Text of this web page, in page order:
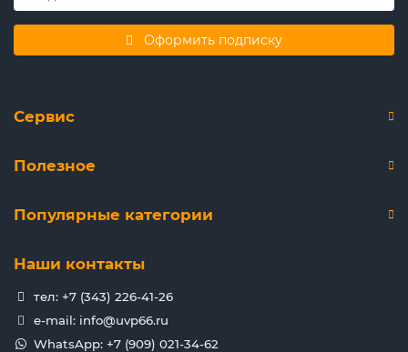
Оформить подписку
Сервис
Полезное
Популярные категории
Наши контакты
тел: +7 (343) 226-41-26
e-mail: info@uvp66.ru
WhatsApp: +7 (909) 021-34-62